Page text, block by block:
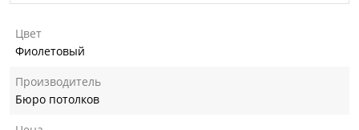
Цвет
Фиолетовый
Производитель
Бюро потолков